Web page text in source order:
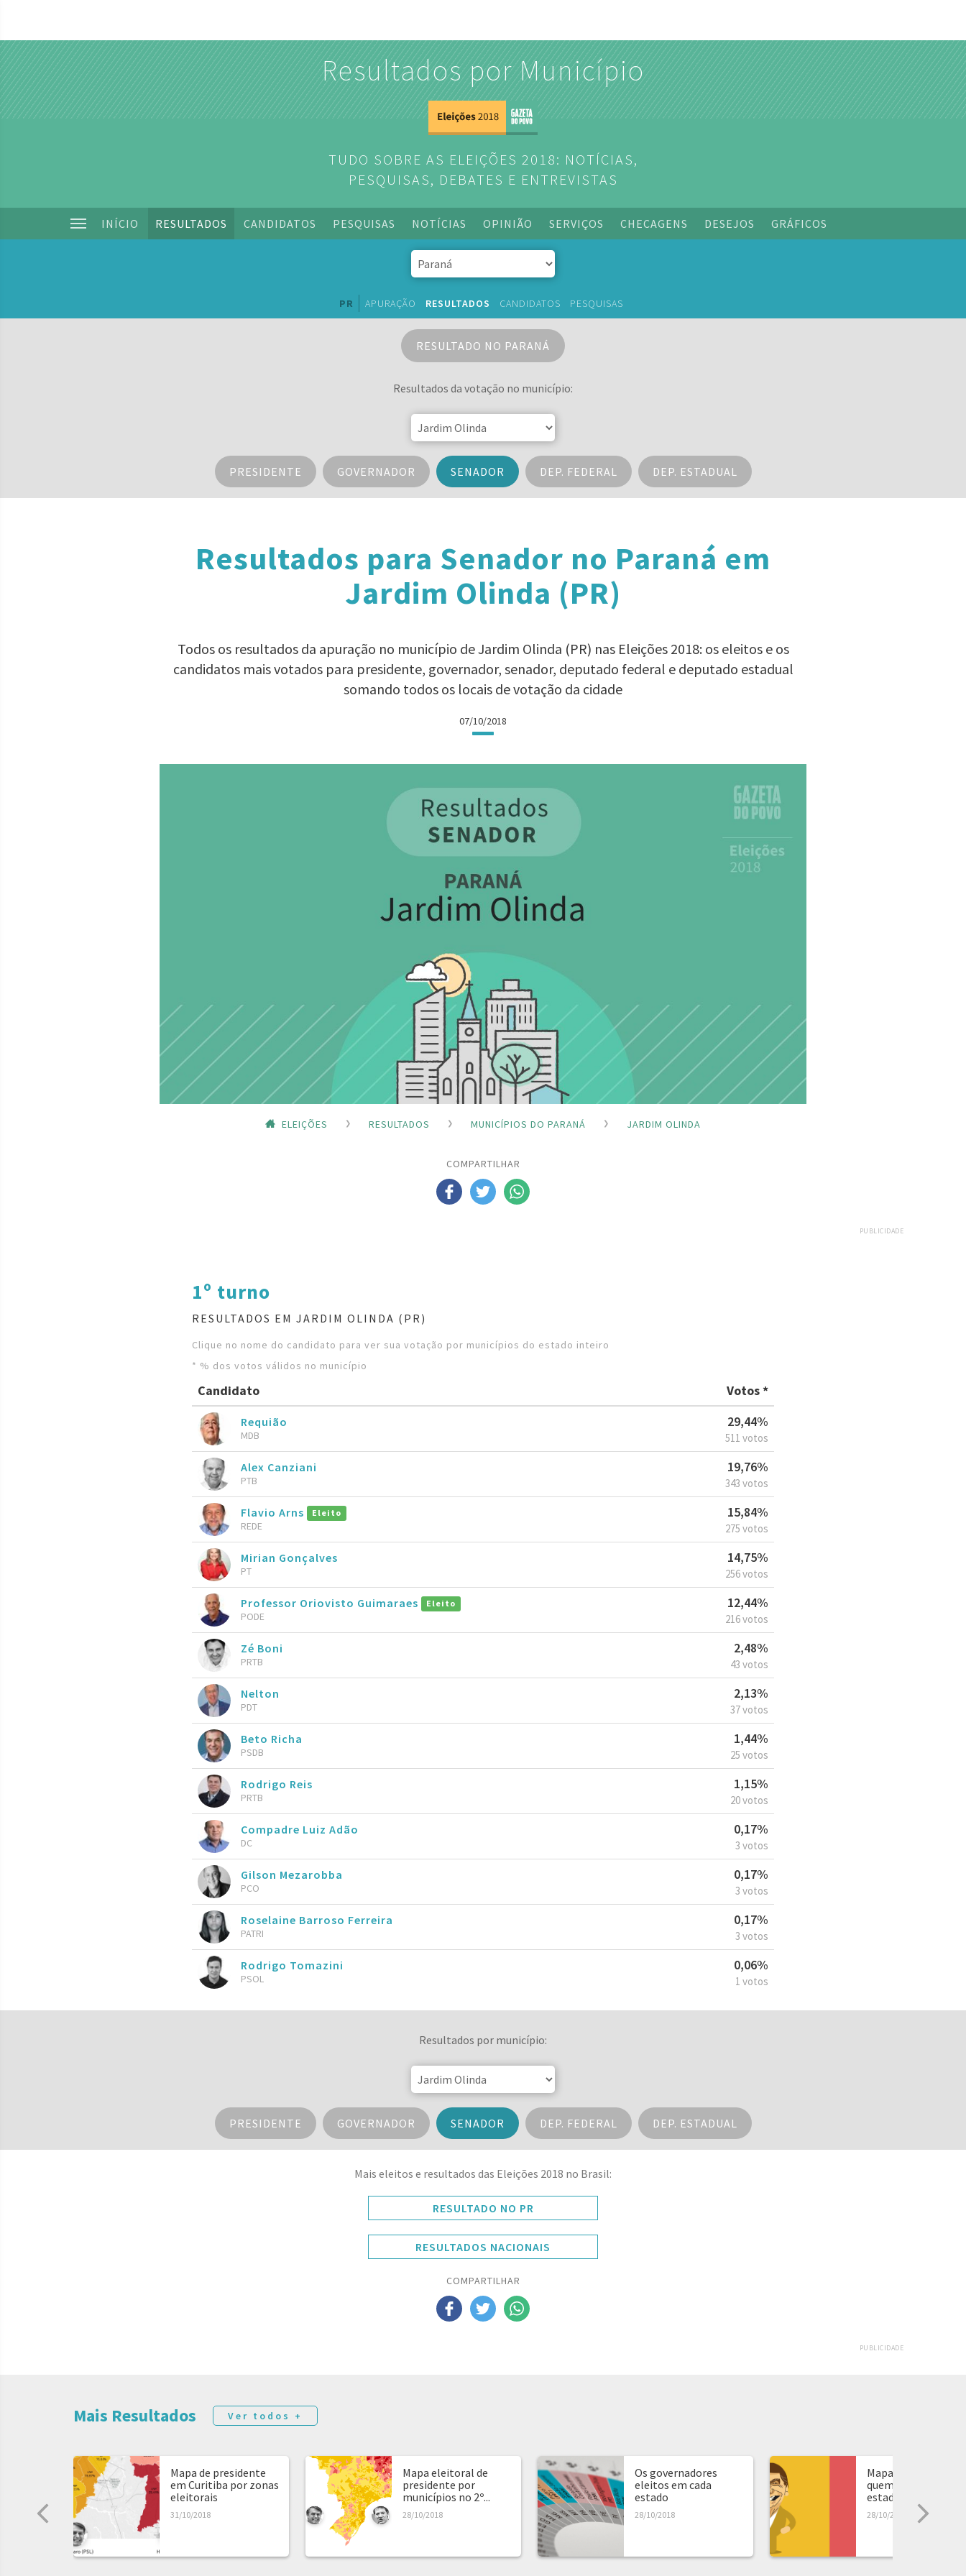
Resultados por Município
TUDO SOBRE AS ELEIÇÕES 2018: NOTÍCIAS,
PESQUISAS, DEBATES E ENTREVISTAS
INÍCIO RESULTADOS CANDIDATOS PESQUISAS NOTÍCIAS OPINIÃO SERVIÇOS CHECAGENS DESEJOS GRÁFICOS
PR APURAÇÃO RESULTADOS CANDIDATOS PESQUISAS
RESULTADO NO PARANÁ
Resultados da votação no município:
PRESIDENTE GOVERNADOR SENADOR DEP. FEDERAL DEP. ESTADUAL
Resultados para Senador no Paraná em
Jardim Olinda (PR)
Todos os resultados da apuração no município de Jardim Olinda (PR) nas Eleições 2018: os eleitos e os
candidatos mais votados para presidente, governador, senador, deputado federal e deputado estadual
somando todos os locais de votação da cidade
07/10/2018
ELEIÇÕES RESULTADOS MUNICÍPIOS DO PARANÁ JARDIM OLINDA
COMPARTILHAR
PUBLICIDADE
1º turno
RESULTADOS EM JARDIM OLINDA (PR)
Clique no nome do candidato para ver sua votação por municípios do estado inteiro
* % dos votos válidos no município
Candidato Votos *
Requião
MDB
29,44%
511 votos
Alex Canziani
PTB
19,76%
343 votos
Flavio Arns Eleito
REDE
15,84%
275 votos
Mirian Gonçalves
PT
14,75%
256 votos
Professor Oriovisto Guimaraes Eleito
PODE
12,44%
216 votos
Zé Boni
PRTB
2,48%
43 votos
Nelton
PDT
2,13%
37 votos
Beto Richa
PSDB
1,44%
25 votos
Rodrigo Reis
PRTB
1,15%
20 votos
Compadre Luiz Adão
DC
0,17%
3 votos
Gilson Mezarobba
PCO
0,17%
3 votos
Roselaine Barroso Ferreira
PATRI
0,17%
3 votos
Rodrigo Tomazini
PSOL
0,06%
1 votos
Resultados por município:
PRESIDENTE GOVERNADOR SENADOR DEP. FEDERAL DEP. ESTADUAL
Mais eleitos e resultados das Eleições 2018 no Brasil:
RESULTADO NO PR
RESULTADOS NACIONAIS
COMPARTILHAR
PUBLICIDADE
Mais Resultados Ver todos +
Mapa de presidente
em Curitiba por zonas
eleitorais
31/10/2018
Mapa eleitoral de
presidente por
municípios no 2º...
28/10/2018
Os governadores
eleitos em cada
estado
28/10/2018
Mapa de presidente:
quem ganhou em
estado...
28/10/2018